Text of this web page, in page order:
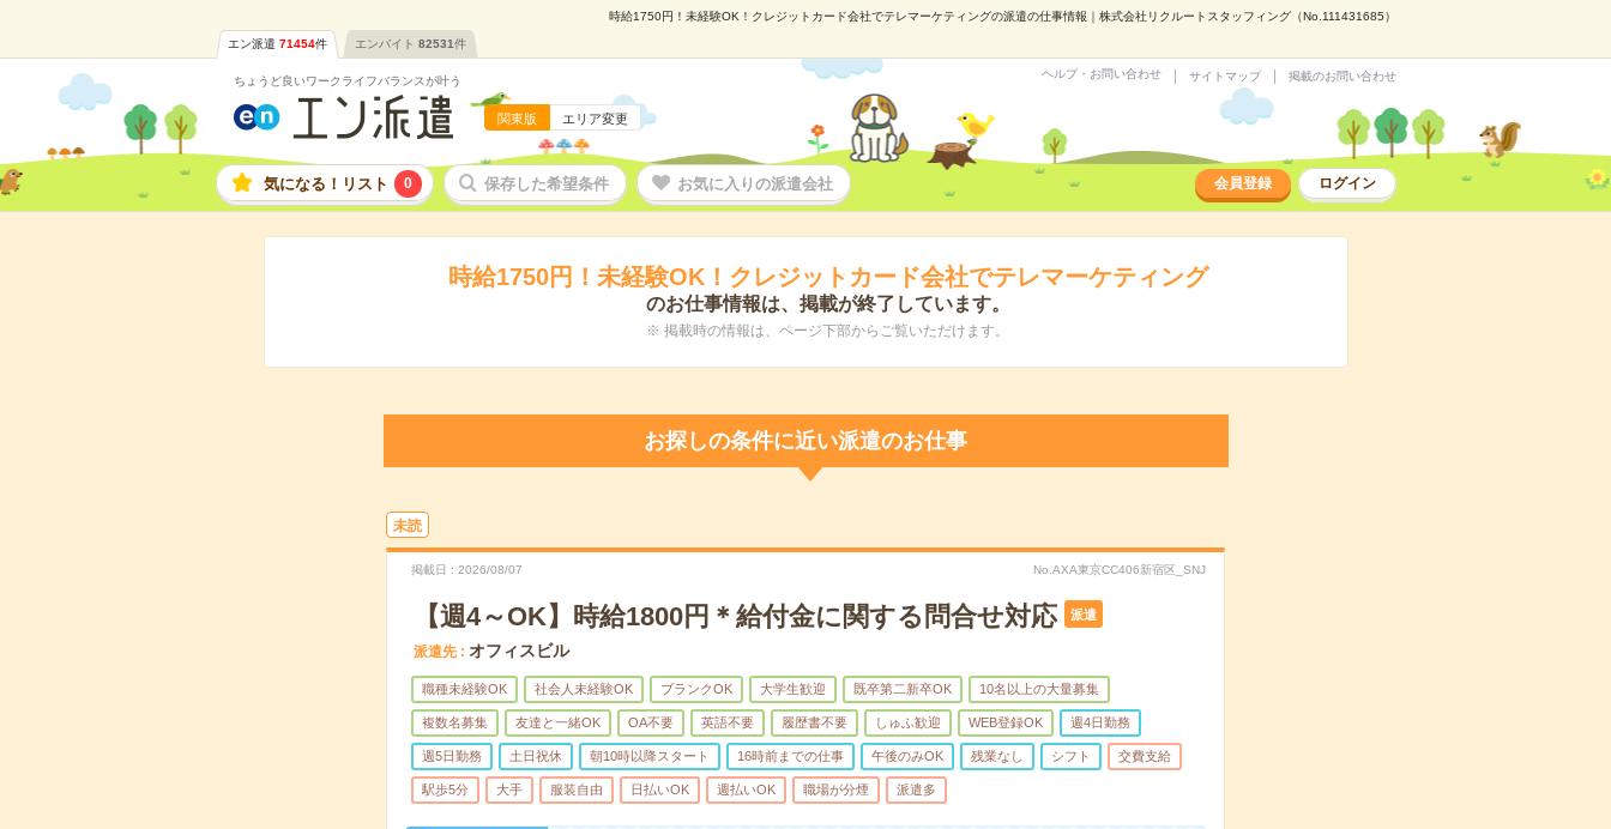
時給1750円！未経験OK！クレジットカード会社でテレマーケティングの派遣の仕事情報｜株式会社リクルートスタッフィング（No.111431685）
エン派遣 71454件 エンバイト 82531件
ちょうど良いワークライフバランスが叶う
関東版 エリア変更
ヘルプ・お問い合わせ サイトマップ 掲載のお問い合わせ
気になる！リスト 0 保存した希望条件 お気に入りの派遣会社 会員登録 ログイン
時給1750円！未経験OK！クレジットカード会社でテレマーケティング
のお仕事情報は、掲載が終了しています。
※ 掲載時の情報は、ページ下部からご覧いただけます。
お探しの条件に近い派遣のお仕事
未読
掲載日 2026/08/07 No.AXA東京CC406新宿区_SNJ
【週4～OK】時給1800円＊給付金に関する問合せ対応 派遣
派遣先 オフィスビル
職種未経験OK 社会人未経験OK ブランクOK 大学生歓迎 既卒第二新卒OK 10名以上の大量募集
複数名募集 友達と一緒OK OA不要 英語不要 履歴書不要 しゅふ歓迎 WEB登録OK 週4日勤務
週5日勤務 土日祝休 朝10時以降スタート 16時前までの仕事 午後のみOK 残業なし シフト 交費支給
駅歩5分 大手 服装自由 日払いOK 週払いOK 職場が分煙 派遣多